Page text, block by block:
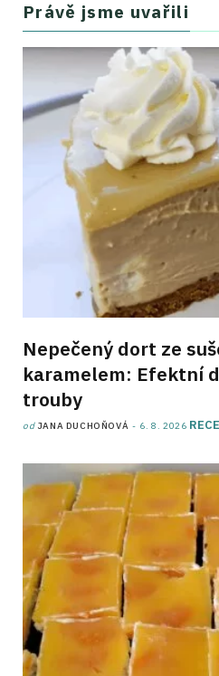
Právě jsme uvařili
Nepečený dort ze
karamelem: Efektní
trouby
od JANA DUCHOŇOVÁ 6. 8. 2026